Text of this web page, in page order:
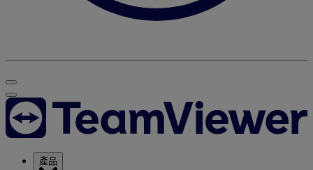
產品